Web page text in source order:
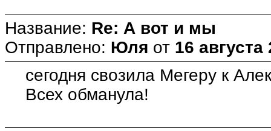
Название: Re: А вот и мы
Отправлено: Юля от 16
сегодня свозила Мегеру к
Всех обманула!